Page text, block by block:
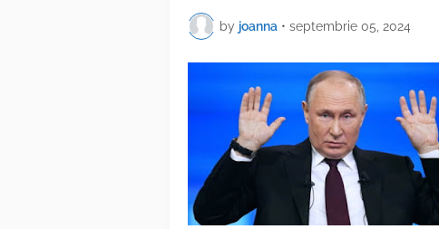
by joanna • septembrie 05, 2024